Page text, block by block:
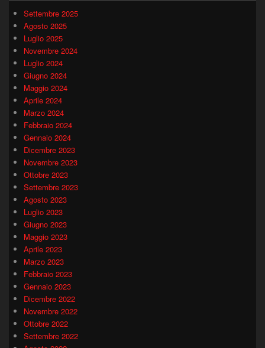
Settembre 2025
Agosto 2025
Luglio 2025
Novembre 2024
Luglio 2024
Giugno 2024
Maggio 2024
Aprile 2024
Marzo 2024
Febbraio 2024
Gennaio 2024
Dicembre 2023
Novembre 2023
Ottobre 2023
Settembre 2023
Agosto 2023
Luglio 2023
Giugno 2023
Maggio 2023
Aprile 2023
Marzo 2023
Febbraio 2023
Gennaio 2023
Dicembre 2022
Novembre 2022
Ottobre 2022
Settembre 2022